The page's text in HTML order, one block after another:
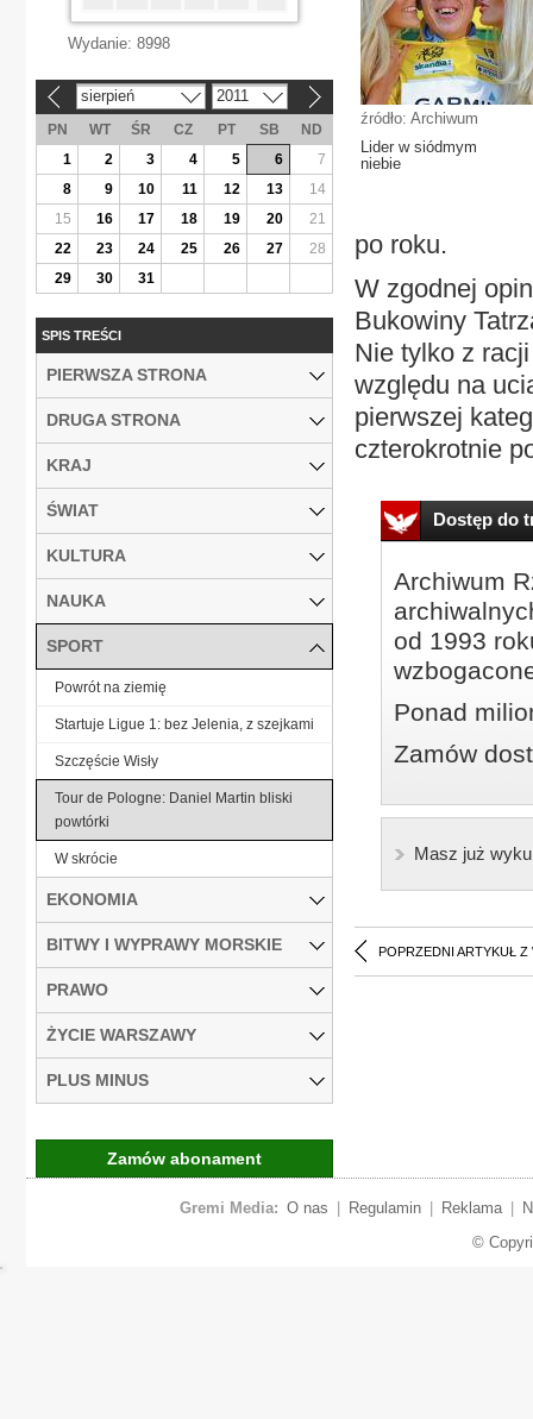
źródło: Archiwum
Lider w siódmym
niebie
po roku.
W zgodnej
Bukowiny
Nie tylko z
względu na
pierwszej
czterokrotnie
Dostęp do
Archiwum
od 1993
Ponad
Zamów
Masz już
POPRZEDNI ARTYKUŁ Z
Wydanie: 8998
sierpień 2011
PN WT ŚR CZ PT SB
ND
1
2 3 4 5 6
7
8
9 10 11 12 13
14
15
16 17 18 19 20
21
22
23 24 25 26 27
28
29
30 31
SPIS TREŚCI
PIERWSZA STRONA
DRUGA STRONA
KRAJ
ŚWIAT
KULTURA
NAUKA
SPORT
Powrót na ziemię
Startuje Ligue 1: bez Jelenia, z szejkami
Szczęście Wisły
Tour de Pologne: Daniel Martin bliski
powtórki
W skrócie
EKONOMIA
BITWY I WYPRAWY MORSKIE
PRAWO
ŻYCIE WARSZAWY
PLUS MINUS
Zamów abonament
Gremi Media: O nas Regulamin Reklama
©